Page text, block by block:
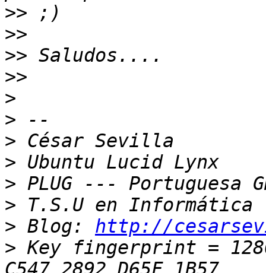
>>
>>
>>
>>
>
>
>
>
>
>
> Blog: http://
> Key fingerprint = 1280